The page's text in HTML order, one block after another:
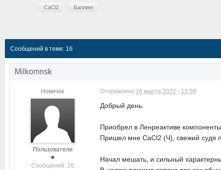
CaCl2 Баллинг
Сообщений в теме: 16
Milkomnsk
Новичок
Пользователи
Cообщений: 26
Отправлено 16 марта 2022 - 13:56
Добрый день.
Приобрел в Ленреактиве
Пришел мне CaCl2 (Ч), свежий судя
Начал мешать, и сильный